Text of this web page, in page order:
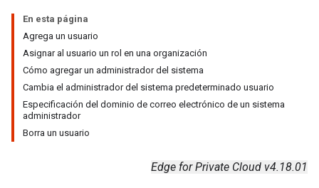
En esta página
Agrega un usuario
Asignar al usuario un rol en una organización
Cómo agregar un administrador del sistema
Cambia el administrador del sistema predeterminado usuario
Especificación del dominio de correo electrónico de un sistema
administrador
Borra un usuario
Edge for Private Cloud v4.18.01